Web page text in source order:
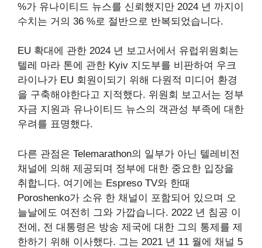
%가 유나이티드 뉴스를 신뢰했지만 2024 년 까지이
수치는 거의 36 %로 절반으로 반복되었습니다.
EU 확대에 관한 2024 년 보고서에서 유럽위원회는
텔레 마라 톤에 관한 Kyiv 지도부를 비판하여 우크
라이나가 EU 회원이되기 위해 다원적 미디어 환경
을 구축해야한다고 지적했다. 위원회 보고서는 정부
자금 지원과 유나이티드 뉴스의 객관성 부족에 대한
우려를 표명했다.
다른 관점은 Telemarathon의 일부가 아닌 텔레비전
채널에 의해 제공되며 정부에 대한 중요한 입장을
취합니다. 여기에는 Espreso TV와 한때
Poroshenko가 소유 한 채널이 포함되어 있으며 오
늘날에도 여전히 그와 가깝습니다. 2022 년 침공 이
전에, 전 대통령은 방송 제국에 대한 그의 통제를 제
한하기 위해 이사했다. 그는 2021 년 11 월에 채널 5